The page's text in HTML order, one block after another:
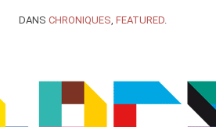
DANS CHRONIQUES FEATURED